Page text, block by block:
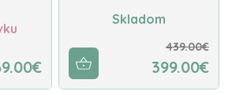
Skladom
439.00€
399.00€